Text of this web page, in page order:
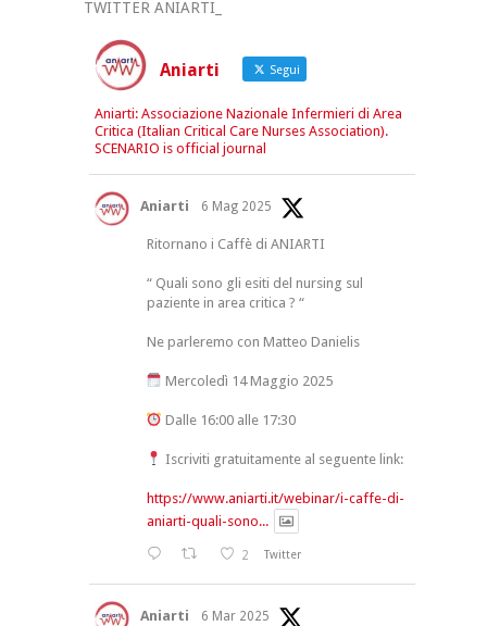
TWITTER ANIARTI_
Aniarti Segui
Aniarti: Associazione Nazionale Infermieri di Area
Critica (Italian Critical Care Nurses Association).
SCENARIO is official journal
Aniarti 6 Mag 2025
Ritornano i Caffè di ANIARTI
“ Quali sono gli esiti del nursing sul
paziente in area critica ? “
Ne parleremo con Matteo Danielis
Mercoledì 14 Maggio 2025
Dalle 16:00 alle 17:30
Iscriviti gratuitamente al seguente link:
https://www.aniarti.it/webinar/i-caffe-di-
aniarti-quali-sono...
2 Twitter
Aniarti 6 Mar 2025